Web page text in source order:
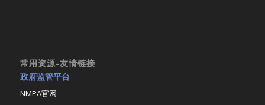
常用资源-友情链接
政府监管平台
NMPA官网